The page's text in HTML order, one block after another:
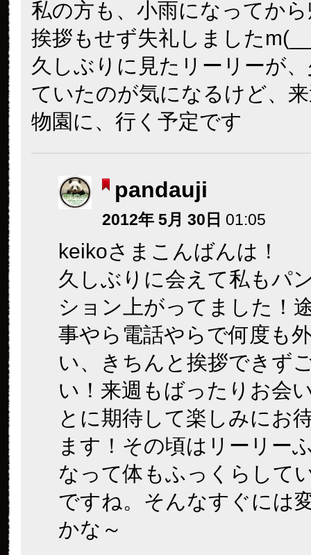
私の方も、小雨になってか
挨拶もせず失礼しました
久しぶりに見たリーリーが
ていたのが気になるけど、
物園に、行く予定です
pandauji
2012年 5月 30日 01:05
keikoさまこんばんは！
久しぶりに会えて私もパ
ション上がってました！
事やら電話やらで何度も
い、きちんと挨拶できず
い！来週もばったりお会
とに期待して楽しみにお
ます！その頃はリーリー
なって体もふっくらして
ですね。そんなすぐには
かな～